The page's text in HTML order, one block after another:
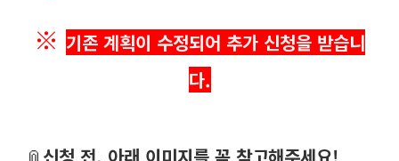
※ 기존 계획이 수정되어 추가 신청을 받습니
다.
📎 신청 전, 아래 이미지를 꼭 참고해주세요!